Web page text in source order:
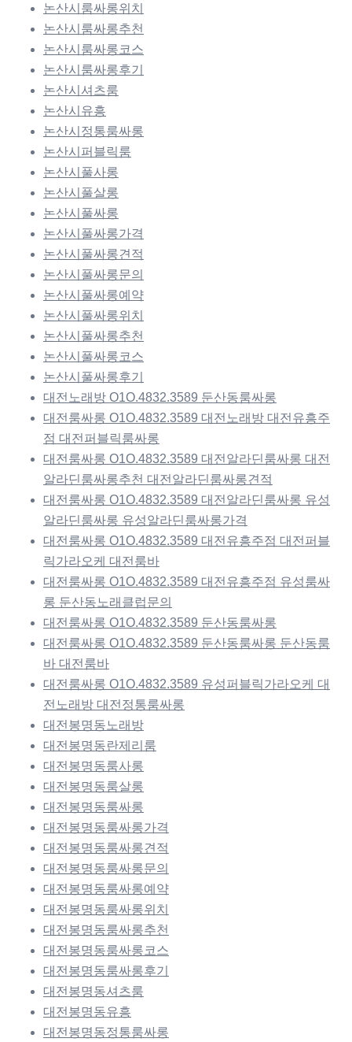
논산시룸싸롱위치
논산시룸싸롱추천
논산시룸싸롱코스
논산시룸싸롱후기
논산시셔츠룸
논산시유흥
논산시정통룸싸롱
논산시퍼블릭룸
논산시풀사롱
논산시풀살롱
논산시풀싸롱
논산시풀싸롱가격
논산시풀싸롱견적
논산시풀싸롱문의
논산시풀싸롱예약
논산시풀싸롱위치
논산시풀싸롱추천
논산시풀싸롱코스
논산시풀싸롱후기
대전노래방 O1O.4832.3589 둔산동룸싸롱
대전룸싸롱 O1O.4832.3589 대전노래방 대전유흥주
점 대전퍼블릭룸싸롱
대전룸싸롱 O1O.4832.3589 대전알라딘룸싸롱 대전
알라딘룸싸롱추천 대전알라딘룸싸롱견적
대전룸싸롱 O1O.4832.3589 대전알라딘룸싸롱 유성
알라딘룸싸롱 유성알라딘룸싸롱가격
대전룸싸롱 O1O.4832.3589 대전유흥주점 대전퍼블
릭가라오케 대전룸바
대전룸싸롱 O1O.4832.3589 대전유흥주점 유성룸싸
롱 둔산동노래클럽문의
대전룸싸롱 O1O.4832.3589 둔산동룸싸롱
대전룸싸롱 O1O.4832.3589 둔산동룸싸롱 둔산동룸
바 대전룸바
대전룸싸롱 O1O.4832.3589 유성퍼블릭가라오케 대
전노래방 대전정통룸싸롱
대전봉명동노래방
대전봉명동란제리룸
대전봉명동룸사롱
대전봉명동룸살롱
대전봉명동룸싸롱
대전봉명동룸싸롱가격
대전봉명동룸싸롱견적
대전봉명동룸싸롱문의
대전봉명동룸싸롱예약
대전봉명동룸싸롱위치
대전봉명동룸싸롱추천
대전봉명동룸싸롱코스
대전봉명동룸싸롱후기
대전봉명동셔츠룸
대전봉명동유흥
대전봉명동정통룸싸롱